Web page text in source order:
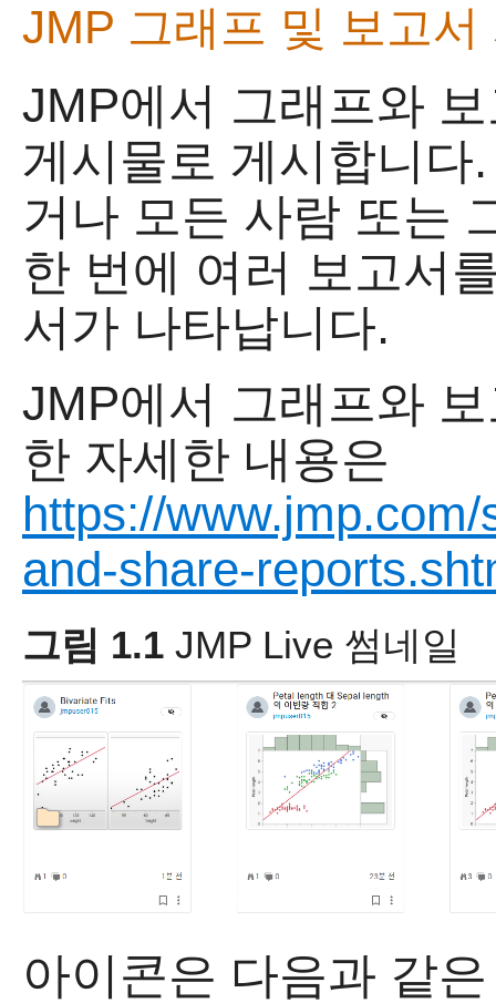
JMP 그래프 및 보고서
JMP에서 그래프와
게시물로 게시합니다
거나 모든 사람 또는
한 번에 여러 보고서
서가 나타납니다.
JMP에서 그래프와
한 자세한 내용은
https://
and-share-
그림 1.1 JMP Live 썸네일
아이콘은 다음과 같